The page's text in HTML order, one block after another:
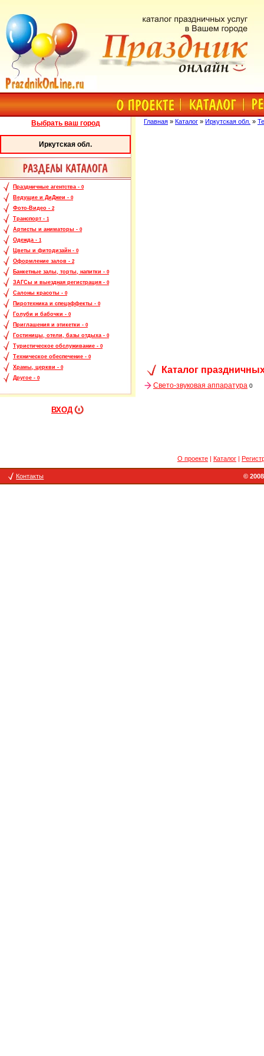
Выбрать ваш город
Иркутская обл.
Праздничные агентства - 0
Ведущие и ДиДжеи - 0
Фото-Видео - 2
Транспорт - 1
Артисты и аниматоры - 0
Одежда - 1
Цветы и фитодизайн - 0
Оформление залов - 2
Банкетные залы, торты, напитки - 0
ЗАГСы и выездная регистрация - 0
Салоны красоты - 0
Пиротехника и спецэффекты - 0
Голуби и бабочки - 0
Приглашения и этикетки - 0
Гостиницы, отели, базы отдыха - 0
Туристическое обслуживание - 0
Техническое обеспечение - 0
Храмы, церкви - 0
Другое - 0
ВХОД
Главная » Каталог » Иркутская обл. »
Каталог
Свето-звуковая аппаратура 0
О проекте Каталог
Контакты ©